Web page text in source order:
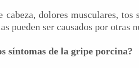
cabeza, dolores musculares, tos
pueden ser causados por otras
síntomas de la gripe porcina?